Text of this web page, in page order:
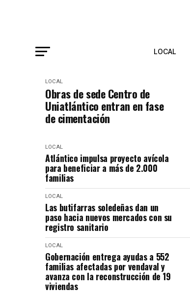
LOCAL
LOCAL
Obras de sede Centro de
Uniatlántico entran en fase
de cimentación
LOCAL
Atlántico impulsa proyecto avícola
para beneficiar a más de 2.000
familias
LOCAL
Las butifarras soledeñas dan un
paso hacia nuevos mercados con su
registro sanitario
LOCAL
Gobernación entrega ayudas a 552
familias afectadas por vendaval y
avanza con la reconstrucción de 19
viviendas